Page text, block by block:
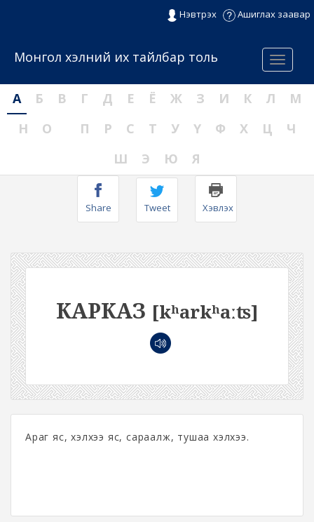
Нэвтрэх Ашиглах заавар
Menu
Монгол хэлний их тайлбар толь
А Б В Г Д Е Ё Ж З И К Л
М
Н
О П Р С Т У Ү Ф Х Ц
Ч
Ш
Э Ю Я
Share Tweet Хэвлэх
КАРКАЗ [kʰarkʰaːʦ]
Араг яс, хэлхээ яс, сараалж, тушаа хэлхээ.